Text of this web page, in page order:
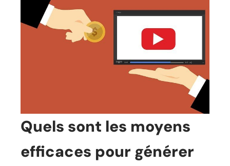
Quels sont les moyens
efficaces pour générer